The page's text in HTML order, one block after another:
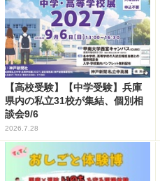
【高校受験】【中学受験】兵庫
県内の私立31校が集結、個別相
談会9/6
2026.7.28